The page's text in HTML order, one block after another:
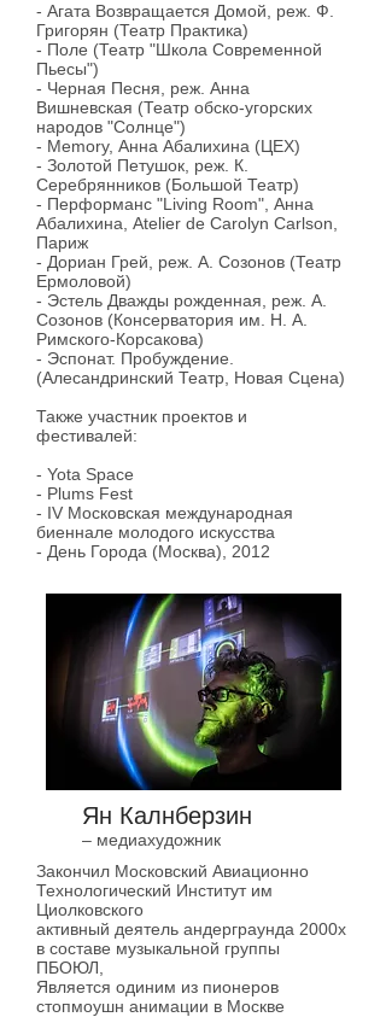
- Агата Возвращается Домой, реж. Ф.
Григорян (Театр Практика)
- Поле (Театр "Школа Современной
Пьесы")
- Черная Песня, реж. Анна
Вишневская (Театр обско-угорских
народов "Солнце")
- Memory, Анна Абалихина (ЦЕХ)
- Золотой Петушок, реж. К.
Серебрянников (Большой Театр)
- Перформанс "Living Room", Анна
Абалихина, Atelier de Carolyn Carlson,
Париж
- Дориан Грей, реж. А. Созонов (Театр
Ермоловой)
- Эстель Дважды рожденная, реж. А.
Созонов (Консерватория им. Н. А.
Римского-Корсакова)
- Эспонат. Пробуждение.
(Алесандринский Театр, Новая Сцена)
Также участник проектов и
фестивалей:
- Yota Space
- Plums Fest
- IV Московская международная
биеннале молодого искусства
- День Города (Москва), 2012
Ян Калнберзин
– медиахудожник
Закончил Московский Авиационно
Технологический Институт им
Циолковского
активный деятель андерграунда 2000х
в составе музыкальной группы
ПБОЮЛ,
Является одиним из пионеров
стопмоушн анимации в Москве